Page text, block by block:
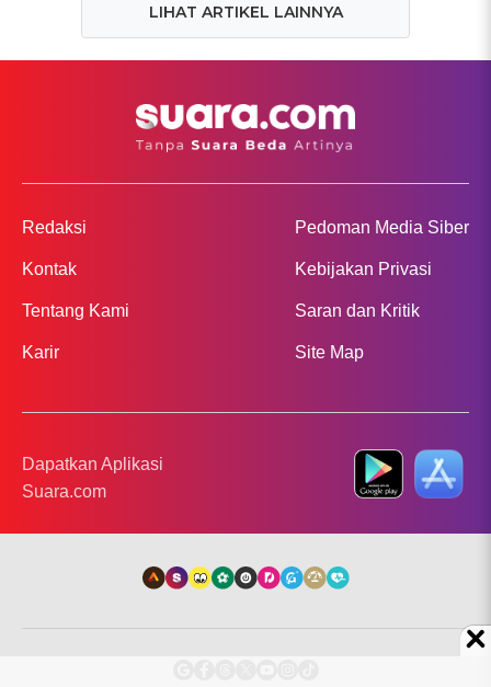
LIHAT ARTIKEL LAINNYA
Redaksi
Kontak
Tentang Kami
Karir
Pedoman Media Siber
Kebijakan Privasi
Saran dan Kritik
Site Map
Dapatkan Aplikasi
Suara.com